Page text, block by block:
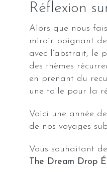
Réflexion
Alors que nous
miroir poignant
avec l’abstrait, le
des thèmes
en prenant du
une toile pour la
Voici une année
de nos voyages
Vous souhaitant
The Dream Drop